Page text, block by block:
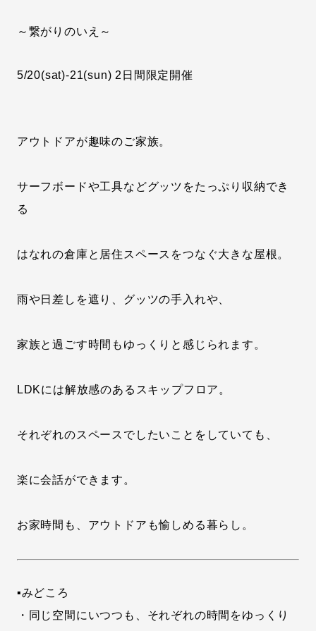
～繋がりのいえ～
5/20(sat)-21(sun) 2日間限定開催
アウトドアが趣味のご家族。
サーフボードや工具などグッツをたっぷり収納でき
る
はなれの倉庫と居住スペースをつなぐ大きな屋根。
雨や日差しを遮り、グッツの手入れや、
家族と過ごす時間もゆっくりと感じられます。
LDKには解放感のあるスキップフロア。
それぞれのスペースでしたいことをしていても、
楽に会話ができます。
お家時間も、アウトドアも愉しめる暮らし。
▪みどころ
・同じ空間にいつつも、それぞれの時間をゆっくり